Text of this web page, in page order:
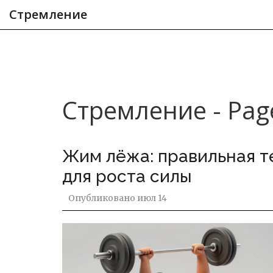
Стремление
Стремление -
Жим лёжа: правильная
для роста силы
Опубликовано июл 14